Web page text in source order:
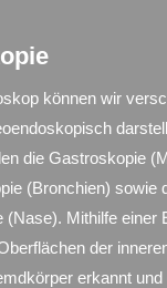
können wir
die Gastroskopie
(Bronchien) sowie
(Nase). Mithilfe einer
der
erkannt und